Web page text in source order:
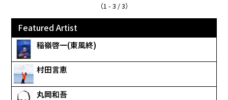
（1 - 3 / 3）
Featured Artist
稲嶺啓一(東風終)
村田言恵
丸岡和吾